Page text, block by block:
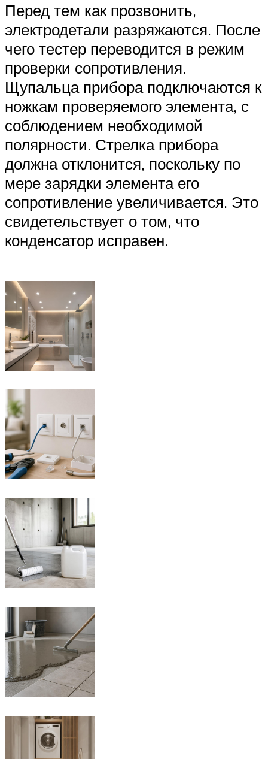
Перед тем как прозвонить,
электродетали разряжаются. После
чего тестер переводится в режим
проверки сопротивления.
Щупальца прибора подключаются к
ножкам проверяемого элемента, с
соблюдением необходимой
полярности. Стрелка прибора
должна отклонится, поскольку по
мере зарядки элемента его
сопротивление увеличивается. Это
свидетельствует о том, что
конденсатор исправен.